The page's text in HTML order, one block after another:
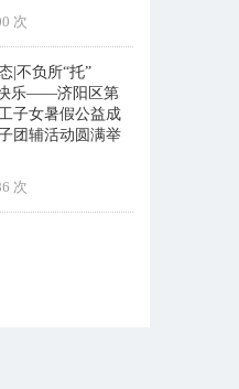
次
|不负所“托”
乐——济阳区第
子女暑假公益成
团辅活动圆满举
次